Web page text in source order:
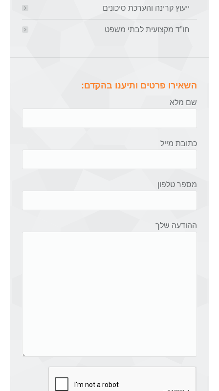
ייעוץ קרינה והערכת סיכונים
חו”ד מקצועית לבתי משפט
השאירו פרטים ותיענו בהקדם:
שם מלא
כתובת מייל
מספר טלפון
ההודעה שלך